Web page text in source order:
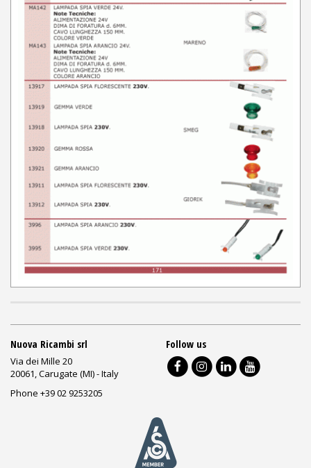
Nuova Ricambi srl
Via dei Mille 20
20061, Carugate (MI) - Italy
Phone +39 02 9253205
Follow us